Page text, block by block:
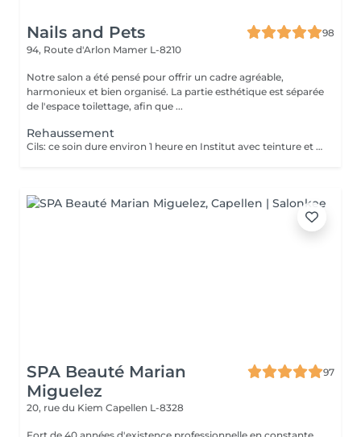
Nails and Pets
98
94, Route d'Arlon Mamer L-8210
Notre salon a été pensé pour offrir un cadre agréable,
harmonieux et bien organisé. La partie esthétique est séparée
de l'espace toilettage, afin que ...
Rehaussement
Cils: ce soin dure environ 1 heure en Institut avec teinture et soin adapté. Il sera préférable de ne pas mouiller ses cils pour une durer de 12 heures suivant le traitement. Ce soin permettra d'avoir les cils recourbé et d'accentuer l'effet plus ouvert grâce au mascara. Pour embellir davantage la méthode, il est possible d'ajouter à vos cils quelques extension afin de donner plus de longueur. Idéal pour les vacances si nous souhaitons pas de maquillage pour l'été. Sourcils: cette séance durera entre 30 et 45 minute avec la teinture. Vous en avez marre des sourcils fin? Vous désirez donner du volume à vos sourcils ? Cette technique vous permettra de rehausser et d'épaissir les sourcils et de donner de l'intensité au regard. Cela dépendra du type de sourcils de la cliente et de l'effet recherché. Il nécessite aucune contre indication après la séance de rehaussement du sourcils. Les poils conservent leurs aspect brossé jusqu'à 6 à 8 semaines en fonction du type de poil. Elle conviendra à celles qui rêvent d'épaissir leurs sourcils mais aussi de couvrir de petits espaces, de petits trous et de obtenir un look naturel, tout en légèreté.
SPA Beauté Marian
Miguelez
97
20, rue du Kiem Capellen L-8328